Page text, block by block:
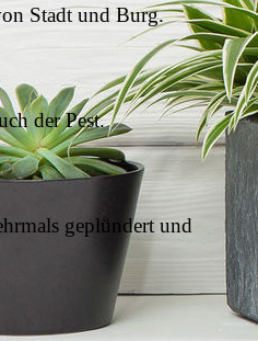
Stadt und Burg.
der Pest.
geplündert und